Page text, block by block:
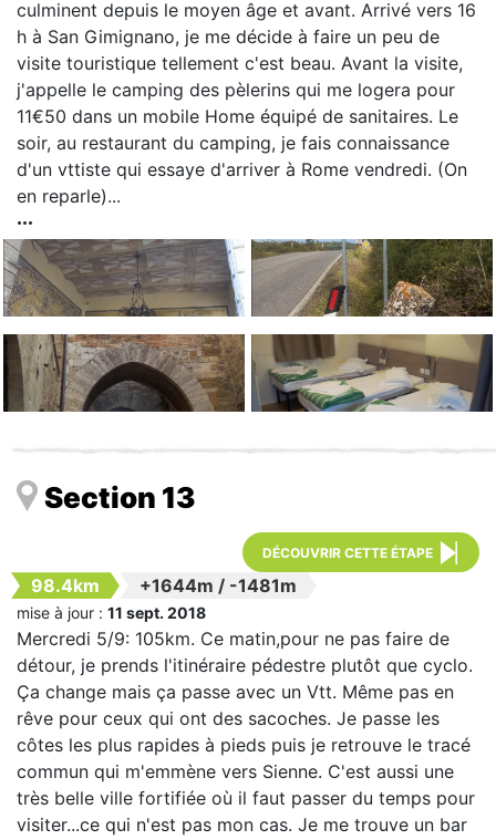
culminent depuis le moyen âge et avant. Arrivé vers 16
h à San Gimignano, je me décide à faire un peu de
visite touristique tellement c'est beau. Avant la visite,
j'appelle le camping des pèlerins qui me logera pour
11€50 dans un mobile Home équipé de sanitaires. Le
soir, au restaurant du camping, je fais connaissance
d'un vttiste qui essaye d'arriver à Rome vendredi. (On
en reparle)...
Section 13
DÉCOUVRIR CETTE ÉTAPE
98.4km +1644m / -1481m
mise à jour : 11 sept. 2018
Mercredi 5/9: 105km. Ce matin,pour ne pas faire de
détour, je prends l'itinéraire pédestre plutôt que cyclo.
Ça change mais ça passe avec un Vtt. Même pas en
rêve pour ceux qui ont des sacoches. Je passe les
côtes les plus rapides à pieds puis je retrouve le tracé
commun qui m'emmène vers Sienne. C'est aussi une
très belle ville fortifiée où il faut passer du temps pour
visiter...ce qui n'est pas mon cas. Je me trouve un bar